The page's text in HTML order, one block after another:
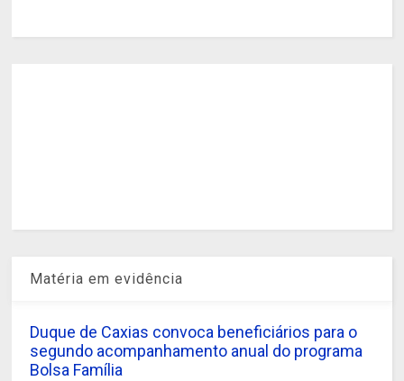
Matéria em evidência
Duque de Caxias convoca beneficiários para o
segundo acompanhamento anual do programa
Bolsa Família